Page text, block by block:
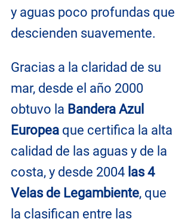
y aguas poco profundas que
descienden suavemente.
Gracias a la claridad de su
mar, desde el año 2000
obtuvo la Bandera Azul
Europea que certifica la alta
calidad de las aguas y de la
costa, y desde 2004 las 4
Velas de Legambiente, que
la clasifican entre las